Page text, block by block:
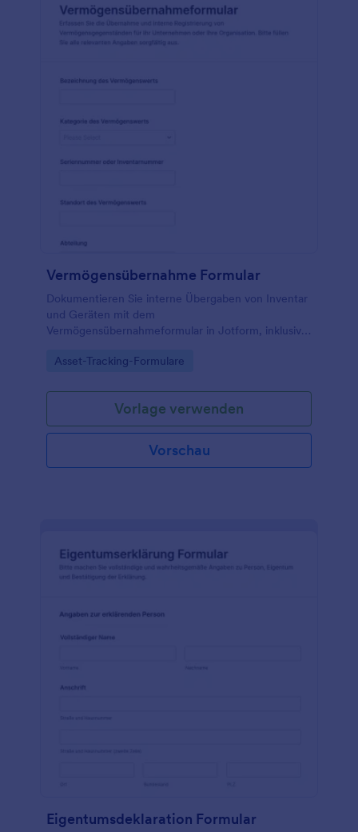
Vermögensübernahme Formular
Dokumentieren Sie interne Übergaben von Inventar
und Geräten mit dem
Vermögensübernahmeformular in Jotform, inklusive
IT, Verwaltung und Facility Management.
Go to Category:
Asset-Tracking-Formulare
Vorlage verwenden
Vorschau
Eigentumsdeklaration Formular